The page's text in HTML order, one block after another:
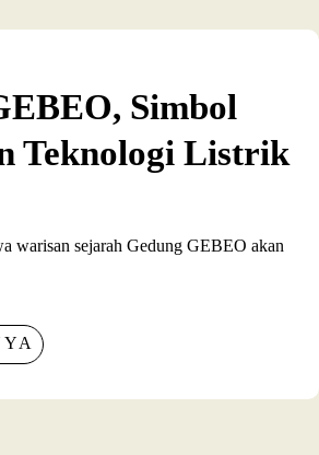
Simbol
Teknologi Listrik
warisan sejarah Gedung GEBEO akan